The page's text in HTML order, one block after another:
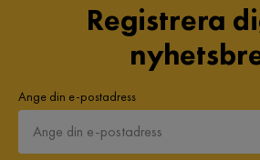
Registrera
Ange din e-postadress